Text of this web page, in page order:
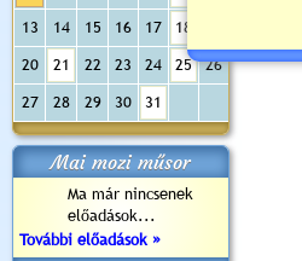
13 14 15 16 17 18
20 21 22 23 24 25 26
27 28 29 30 31
Mai mozi műsor
Ma már nincsenek
előadások...
További előadások »